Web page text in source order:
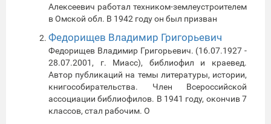
Алексеевич работал техником-землеустроителем
в Омской обл. В 1942 году он был призван
Федорищев Владимир Григорьевич
Федорищев Владимир Григорьевич. (16.07.1927 -
28.07.2001, г. Миасс), библиофил и краевед.
Автор публикаций на темы литературы, истории,
книгособирательства. Член Всероссийской
ассоциации библиофилов. В 1941 году, окончив 7
классов, стал рабочим. О